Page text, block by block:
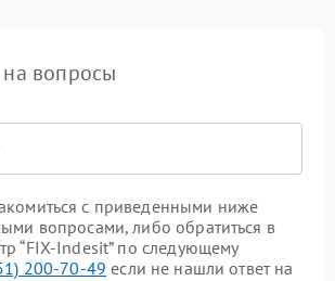
на вопросы
с приведенными ниже
вопросами, либо обратиться в
“FIX-Indesit” по следующему
200-70-49 если не нашли ответ на